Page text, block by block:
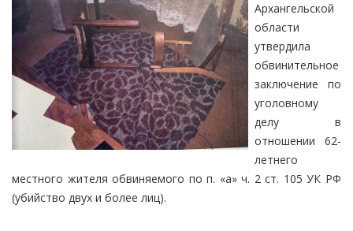
Архангельской
области
утвердила
обвинительное
заключение по
уголовному
делу в
отношении 62-
летнего
местного жителя обвиняемого по п. «а» ч. 2 ст. 105 УК РФ
(убийство двух и более лиц).